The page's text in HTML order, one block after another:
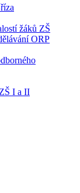
žáků ZŠ
ORP
I a II